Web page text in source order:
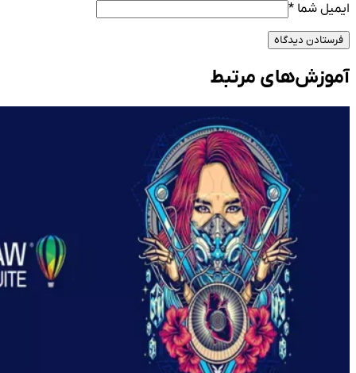
ایمیل شما*
فرستادن دیدگاه
آموزش‌های مرتبط